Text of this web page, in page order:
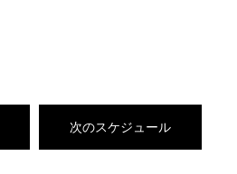
次のスケジュール